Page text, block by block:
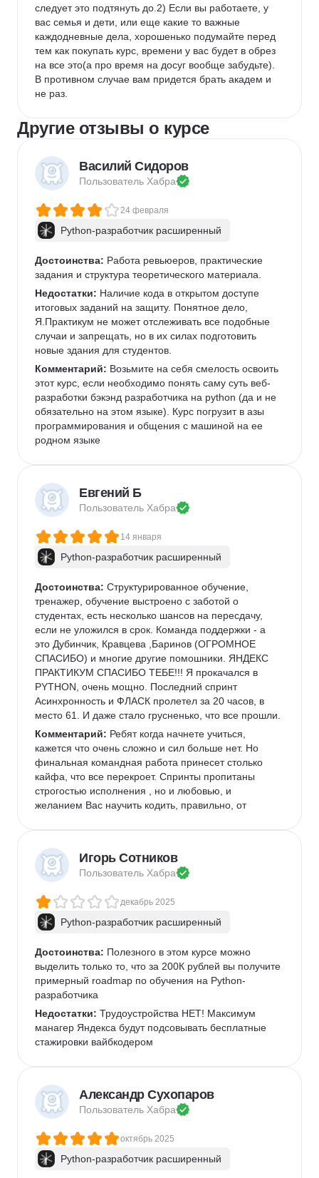
следует это подтянуть до.2) Если вы работаете, у
вас семья и дети, или еще какие то важные
каждодневные дела, хорошенько подумайте перед
тем как покупать курс, времени у вас будет в обрез
на все это(а про время на досуг вообще забудьте).
В противном случае вам придется брать академ и
не раз.
Другие отзывы о курсе
Василий Сидоров
Пользователь Хабра
24 февраля
Python-разработчик расширенный
Достоинства: Работа ревьюеров, практические
задания и структура теоретического материала.
Недостатки: Наличие кода в открытом доступе
итоговых заданий на защиту. Понятное дело,
Я.Практикум не может отслеживать все подобные
случаи и запрещать, но в их силах подготовить
новые здания для студентов.
Комментарий: Возьмите на себя смелость освоить
этот курс, если необходимо понять саму суть веб-
разработки бэкэнд разработчика на python (да и не
обязательно на этом языке). Курс погрузит в азы
программирования и общения с машиной на ее
родном языке
Евгений Б
Пользователь Хабра
14 января
Python-разработчик расширенный
Достоинства: Структурированное обучение,
тренажер, обучение выстроено с заботой о
студентах, есть несколько шансов на пересдачу,
если не уложился в срок. Команда поддержки - а
это Дубинчик, Кравцева ,Баринов (ОГРОМНОЕ
СПАСИБО) и многие другие помошники. ЯНДЕКС
ПРАКТИКУМ СПАСИБО ТЕБЕ!!! Я прокачался в
PYTHON, очень мощно. Последний спринт
Асинхронность и ФЛАСК пролетел за 20 часов, в
место 61. И даже стало грусненько, что все прошли.
Комментарий: Ребят когда начнете учиться,
кажется что очень сложно и сил больше нет. Но
финальная командная работа принесет столько
кайфа, что все перекроет. Спринты пропитаны
строгостью исполнения , но и любовью, и
желанием Вас научить кодить, правильно, от
Игорь Сотников
Пользователь Хабра
декабрь 2025
Python-разработчик расширенный
Достоинства: Полезного в этом курсе можно
выделить только то, что за 200К рублей вы получите
примерный roadmap по обучения на Python-
разработчика
Недостатки: Трудоустройства НЕТ! Максимум
манагер Яндекса будут подсовывать бесплатные
стажировки вайбкодером
Александр Сухопаров
Пользователь Хабра
октябрь 2025
Python-разработчик расширенный